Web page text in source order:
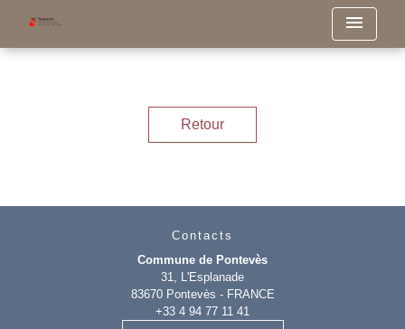
menu
Retour
Contacts
Commune de Pontevès
31, L'Esplanade
83670 Pontevès - FRANCE
+33 4 94 77 11 41